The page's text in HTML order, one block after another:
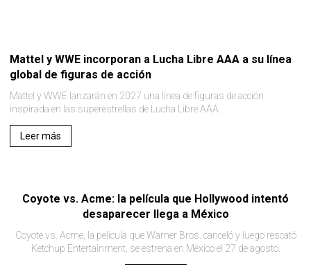
Mattel y WWE incorporan a Lucha Libre AAA a su línea
global de figuras de acción
Mattel y WWE lanzarán en 2027 una línea de figuras de acción
inspirada en las superestrellas de Lucha Libre AAA.
Leer más
Coyote vs. Acme: la película que Hollywood intentó
desaparecer llega a México
Coyote vs. Acme, la película que Warner Bros. canceló y luego rescató
Ketchup Entertainment, se estrena en México el 27 de agosto.